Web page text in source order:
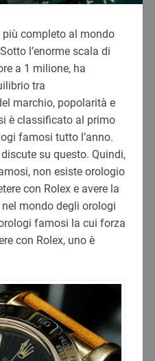
completo al mondo
l’enorme scala di
a 1 milione, ha
tra
marchio, popolarità e
è classificato al primo
famosi tutto l’anno.
su questo. Quindi,
non esiste orologio
con Rolex e avere la
mondo degli orologi
famosi la cui forza
con Rolex, uno è